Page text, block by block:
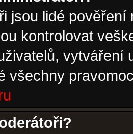
jsou lidé
kontrolovat
vytváření
všechny